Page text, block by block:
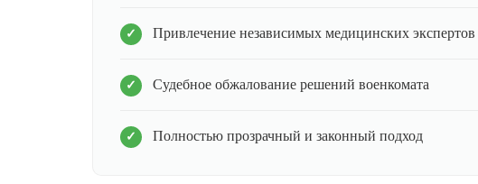
Привлечение независимых медицинских экспертов
Судебное обжалование решений военкомата
Полностью прозрачный и законный подход